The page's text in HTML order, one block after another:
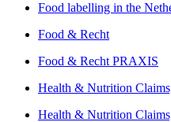
Food labelling in the
Food & Recht
Food & Recht PRAXIS
Health & Nutrition
Health & Nutrition